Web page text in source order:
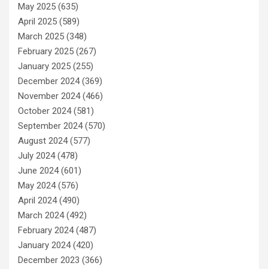
May 2025 (635)
April 2025 (589)
March 2025 (348)
February 2025 (267)
January 2025 (255)
December 2024(369)
November 2024(466)
October 2024(581)
September 2024(570)
August 2024(577)
July 2024(478)
June 2024(601)
May 2024(576)
April 2024(490)
March 2024(492)
February 2024(487)
January 2024(420)
December 2023 (366)